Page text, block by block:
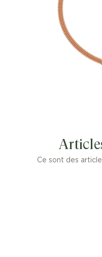
intemporel, le
rose 18 K se
d’or
prodiguer
mouvement
création
Ce sont des